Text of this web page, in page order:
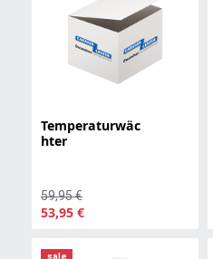
Temperaturwäc
hter
59,95 €
53,95 €
sale